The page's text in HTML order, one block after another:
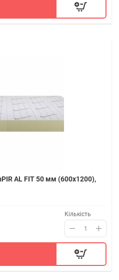
AL FIT 50 мм (600х1200),
Кількість